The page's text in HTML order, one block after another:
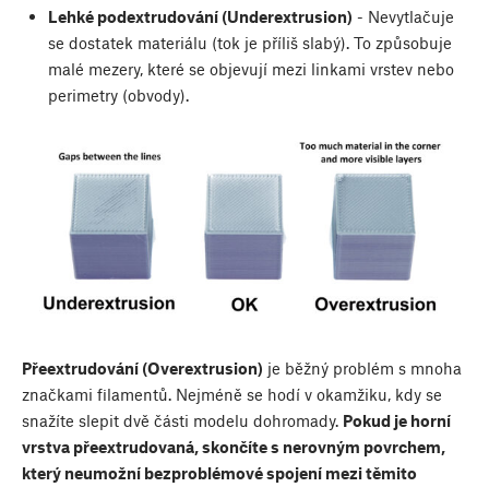
Lehké podextrudování (Underextrusion) - Nevytlačuje
se dostatek materiálu (tok je příliš slabý). To způsobuje
malé mezery, které se objevují mezi linkami vrstev nebo
perimetry (obvody).
Přeextrudování (Overextrusion) je běžný problém s mnoha
značkami filamentů. Nejméně se hodí v okamžiku, kdy se
snažíte slepit dvě části modelu dohromady. Pokud je horní
vrstva přeextrudovaná, skončíte s nerovným povrchem,
který neumožní bezproblémové spojení mezi těmito